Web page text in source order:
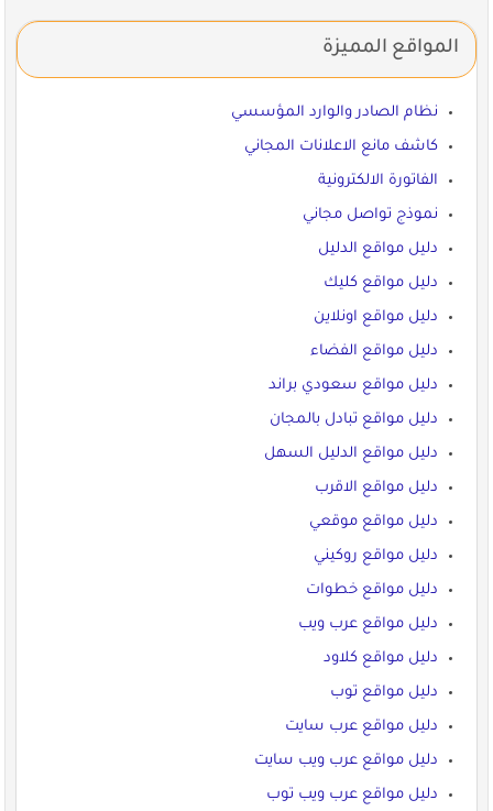
المواقع المميزة
نظام الصادر والوارد المؤسسي
كاشف مانع الاعلانات المجاني
الفاتورة الالكترونية
نموذج تواصل مجاني
دليل مواقع الدليل
دليل مواقع كليك
دليل مواقع اونلاين
دليل مواقع الفضاء
دليل مواقع سعودي براند
دليل مواقع تبادل بالمجان
دليل مواقع الدليل السهل
دليل مواقع الاقرب
دليل مواقع موقعي
دليل مواقع روكيني
دليل مواقع خطوات
دليل مواقع عرب ويب
دليل مواقع كلاود
دليل مواقع توب
دليل مواقع عرب سايت
دليل مواقع عرب ويب سايت
دليل مواقع عرب ويب توب